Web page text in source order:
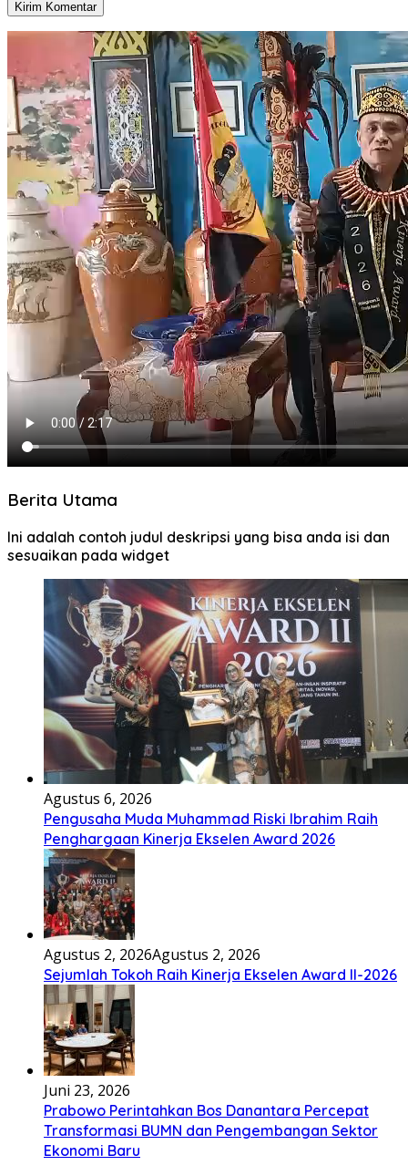
Berita Utama
Ini adalah contoh judul deskripsi yang bisa anda isi dan
sesuaikan pada widget
Agustus 6, 2026
Pengusaha Muda Muhammad Riski Ibrahim Raih
Penghargaan Kinerja Ekselen Award 2026
Agustus 2, 2026Agustus 2, 2026
Sejumlah Tokoh Raih Kinerja Ekselen Award II-2026
Juni 23, 2026
Prabowo Perintahkan Bos Danantara Percepat
Transformasi BUMN dan Pengembangan Sektor
Ekonomi Baru